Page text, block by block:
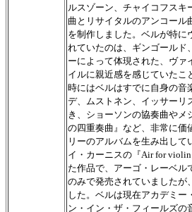
ルスゾーン、チャイコフスキ
曲とリサイタルのアンコール
を制作しました。ベルが特に
れていたのは、ギンゴールド
ーによって体現された、ヴァ
イルに親近感を感じていたこ
時にはベルはすでに自身の音
デ、ムストネン、イッサーリ
き、ショーソンの協奏曲やメ
の四重奏曲』など、非常に価
リーのアルバムを生み出して
イ・カーニスの『Air for
た作品で、アーゴ・レーベル
のみで発売されていましたが
した。ベルは現在アカデミー
ン・イン・ザ・フィールズの